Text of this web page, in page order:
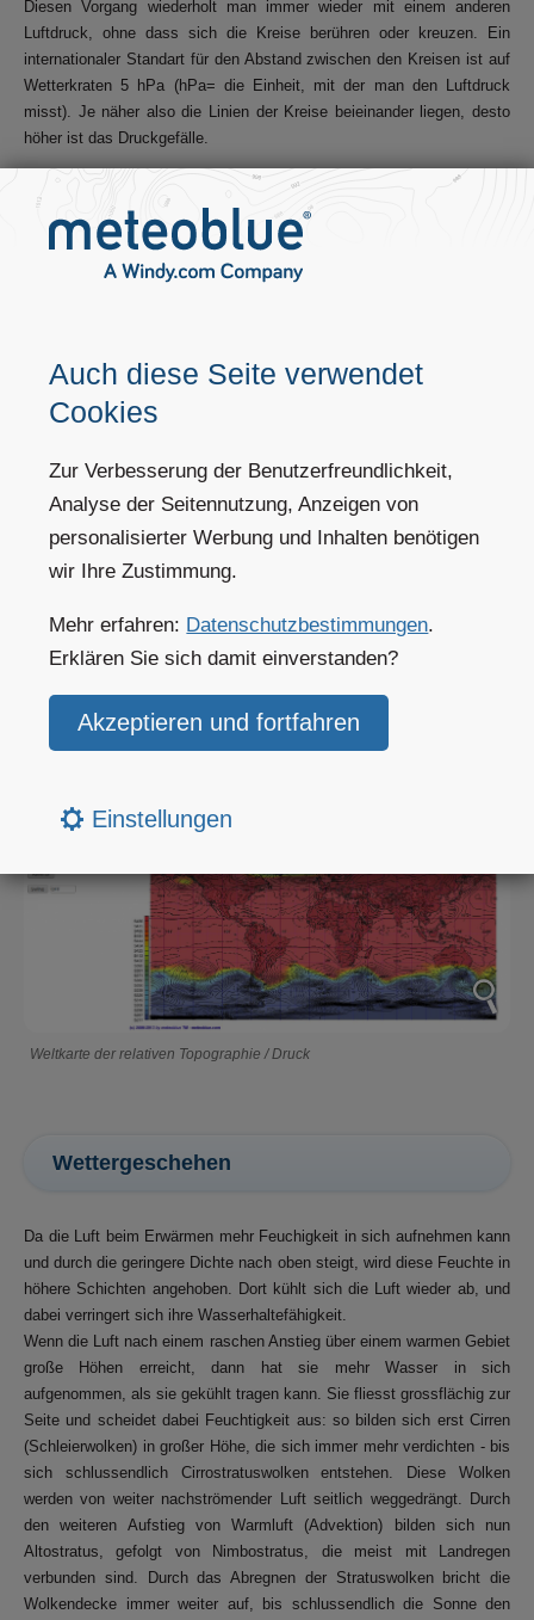
Auch diese Seite verwendet
Cookies
Zur Verbesserung der Benutzerfreundlichkeit,
Analyse der Seitennutzung, Anzeigen von
personalisierter Werbung und Inhalten benötigen
wir Ihre Zustimmung.
Mehr erfahren: Datenschutzbestimmungen.
Erklären Sie sich damit einverstanden?
Einstellungen
Diesen Vorgang wiederholt man immer wieder mit einem anderen
Luftdruck, ohne dass sich die Kreise berühren oder kreuzen. Ein
internationaler Standart für den Abstand zwischen den Kreisen ist auf
Wetterkraten 5 hPa (hPa= die Einheit, mit der man den Luftdruck
misst). Je näher also die Linien der Kreise beieinander liegen, desto
höher ist das Druckgefälle.
Im Tiefdruckgebiet ist im Kern, also dem kleinsten Kreis in einem
Tief, der Druck am niedrigsten. Um so weiter man sich also von dem
Kern entfernt desto mehr steigt der Luftdruck.
In einem Hochdruckgebiet ist dies genau andersherum. Hier ist der
Nordhemisphäre
Weltkarte für Relativen Luftdruck /
Weltkarte der relativen Topographie / Druck
Wettergeschehen
Da die Luft beim Erwärmen mehr Feuchigkeit in sich aufnehmen kann
und durch die geringere Dichte nach oben steigt, wird diese Feuchte in
höhere Schichten angehoben. Dort kühlt sich die Luft wieder ab, und
dabei verringert sich ihre Wasserhaltefähigkeit.
Wenn die Luft nach einem raschen Anstieg über einem warmen Gebiet
große Höhen erreicht, dann hat sie mehr Wasser in sich
aufgenommen, als sie gekühlt tragen kann. Sie fliesst grossflächig zur
Seite und scheidet dabei Feuchtigkeit aus: so bilden sich erst Cirren
(Schleierwolken) in großer Höhe, die sich immer mehr verdichten - bis
sich schlussendlich Cirrostratuswolken entstehen. Diese Wolken
werden von weiter nachströmender Luft seitlich weggedrängt. Durch
den weiteren Aufstieg von Warmluft (Advektion) bilden sich nun
Altostratus, gefolgt von Nimbostratus, die meist mit Landregen
verbunden sind. Durch das Abregnen der Stratuswolken bricht die
Wolkendecke immer weiter auf, bis schlussendlich die Sonne den